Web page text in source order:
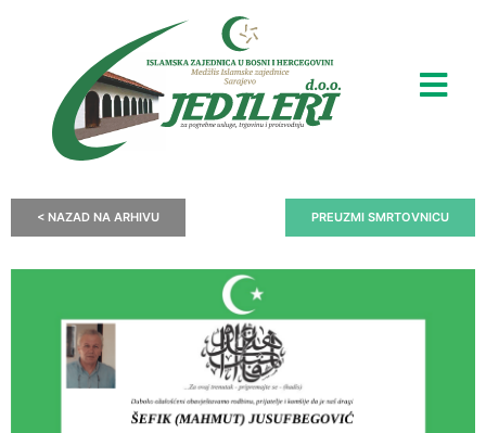
< NAZAD NA ARHIVU PREUZMI SMRTOVNICU